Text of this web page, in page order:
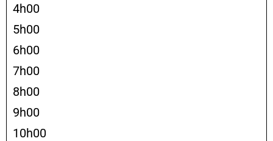
4h00
5h00
6h00
7h00
8h00
9h00
10h00